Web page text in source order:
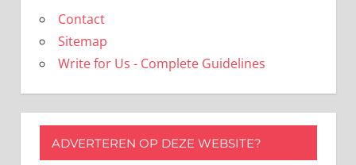
Contact
Sitemap
Write for Us - Complete Guidelines
ADVERTEREN OP DEZE WEBSITE?